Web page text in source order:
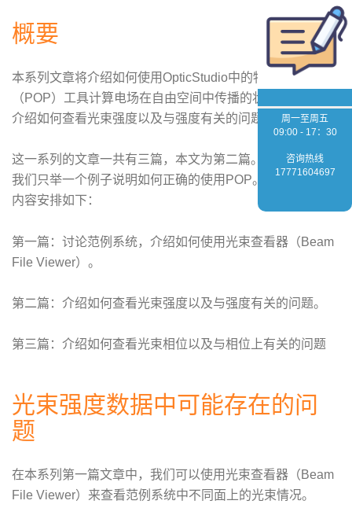
概要
本系列文章将介绍如何使用OpticStudio中的物理光学传播
（POP）工具计算电场在自由空间中传播的状况。本文主要
介绍如何查看光束强度以及与强度有关的问题。
这一系列的文章一共有三篇，本文为第二篇。三篇文章中，
我们只举一个例子说明如何正确的使用POP。 三篇文章的
内容安排如下：
第一篇：讨论范例系统，介绍如何使用光束查看器（Beam
File Viewer）。
第二篇：介绍如何查看光束强度以及与强度有关的问题。
第三篇：介绍如何查看光束相位以及与相位上有关的问题
光束强度数据中可能存在的问
题
在本系列第一篇文章中，我们可以使用光束查看器（Beam
File Viewer）来查看范例系统中不同面上的光束情况。
周一至周五
09:00 - 17：30
咨询热线
17771604697